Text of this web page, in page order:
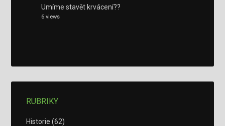
Umíme stavět krvácení??
6 views
RUBRIKY
Historie (62)